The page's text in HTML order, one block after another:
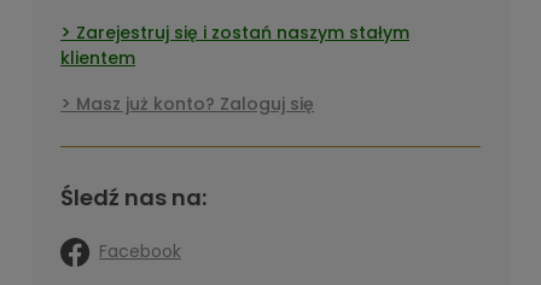
Zarejestruj się i zostań naszym stałym
klientem
Masz już konto? Zaloguj się
Śledź nas na:
Facebook